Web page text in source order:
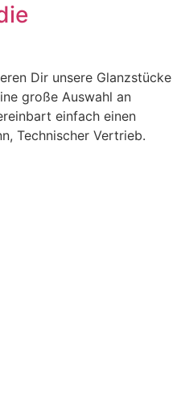
Dir unsere Glanzstücke
große Auswahl an
einfach einen
Technischer Vertrieb.